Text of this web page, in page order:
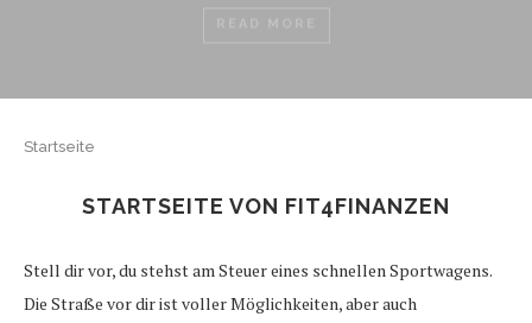
Startseite
STARTSEITE VON FIT4FINANZEN
Stell dir vor, du stehst am Steuer eines schnellen Sportwagens.
Die Straße vor dir ist voller Möglichkeiten, aber auch